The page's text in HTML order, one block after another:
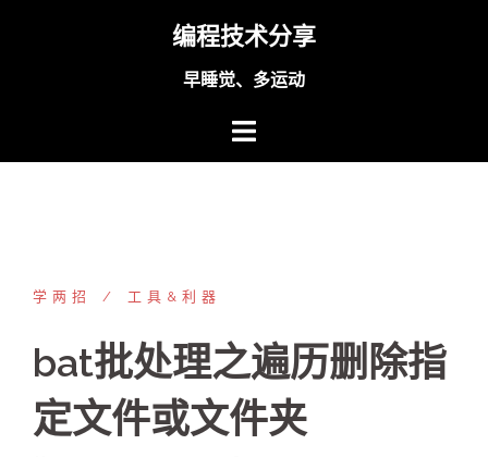
编程技术分享
早睡觉、多运动
学两招 工具&利器
bat批处理之遍历删除指
定文件或文件夹